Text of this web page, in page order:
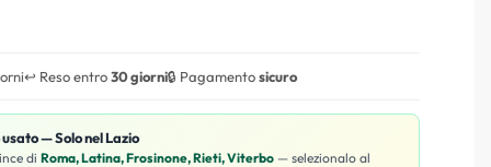
↩️ Reso entro30 giorni🔒 Pagamentosicuro
— Solo nel Lazio
di Roma, Latina, Frosinone, Rieti, Viterbo — selezionalo al